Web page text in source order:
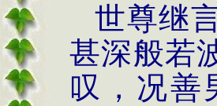
世尊继
甚深般若
叹，况善